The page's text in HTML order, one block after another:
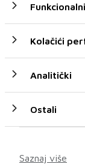
Građani i studenti
ulice u Beogradu, a
Funkcionalni
Kolačići
Analitički
Ostali
Saznaj više